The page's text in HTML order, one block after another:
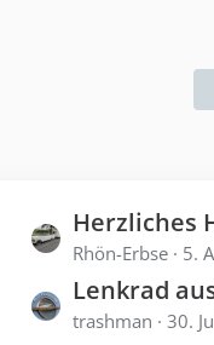
L
e
t
z
Herzliches Hallo aus
Rhön-Erbse 5.
Lenkrad ausbauen
trashman 30.